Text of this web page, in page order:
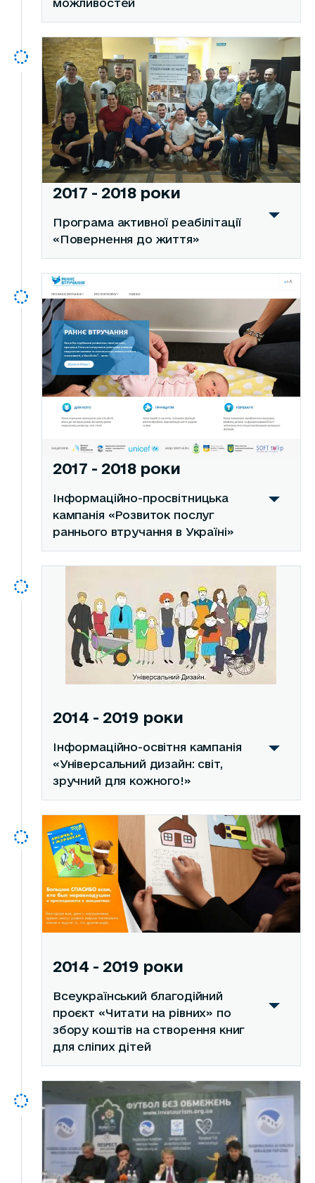
можливостей
2017 - 2018 роки
Програма активної реабілітації
«Повернення до життя»
2017 - 2018 роки
Інформаційно-просвітницька
кампанія «Розвиток послуг
раннього втручання в Україні»
2014 - 2019 роки
Інформаційно-освітня кампанія
«Універсальний дизайн: світ,
зручний для кожного!»
2014 - 2019 роки
Всеукраїнський благодійний
проєкт «Читати на рівних» по
збору коштів на створення книг
для сліпих дітей